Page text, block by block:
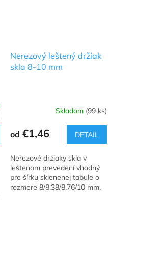
Nerezový leštený držiak
skla 8-10 mm
Skladom (99 ks)
od €1,46 DETAIL
Nerezové držiaky skla v
leštenom prevedení vhodný
pre šírku sklenenej tabule o
rozmere 8/8,38/8,76/10 mm.